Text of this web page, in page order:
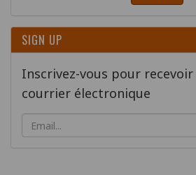
SIGN UP
Inscrivez-vous pour
courrier électronique